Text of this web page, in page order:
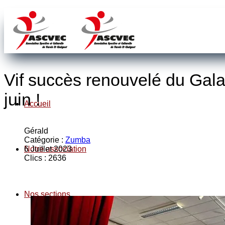
Accueil
Notre association
Nos sections
Vif succès renouvelé du
juin !
Gérald
Catégorie : Zumba
6 Juillet 2023
Clics : 2636